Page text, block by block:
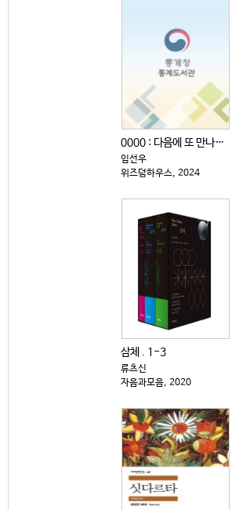
0000 : 다음에 또 만나자고 전해주세요
임선우
위즈덤하우스, 2024
삼체 . 1-3
류츠신
자음과모음, 2020